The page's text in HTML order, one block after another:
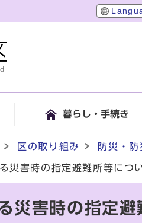
暮らし・手続き
区の取り組み 防災・防
災害時の指定避難所等につ
災害時の指定避